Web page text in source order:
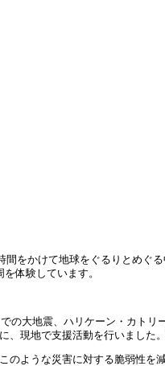
をかけて地球をぐるりとめぐ
体験しています。
の大地震、ハリケーン・カト
、現地で支援活動を行いまし
のような災害に対する脆弱性を